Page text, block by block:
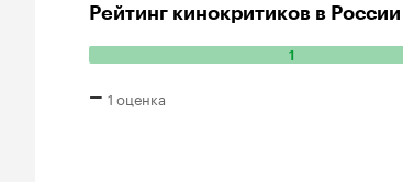
Рейтинг кинокритиков в России
1
Количество положительных оценок: 1.
– 1 оценка